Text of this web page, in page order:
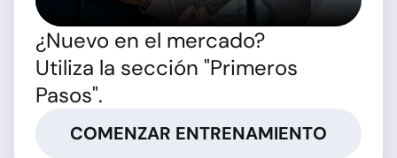
¿Nuevo en el mercado?
Utiliza la sección "Primeros
Pasos".
COMENZAR ENTRENAMIENTO